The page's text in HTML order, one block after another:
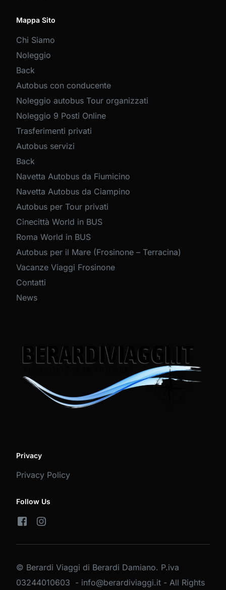
Mappa Sito
Chi Siamo
Noleggio
Back
Autobus con conducente
Noleggio autobus Tour organizzati
Noleggio 9 Posti Online
Trasferimenti privati
Autobus servizi
Back
Navetta Autobus da Fiumicino
Navetta Autobus da Ciampino
Autobus per Tour privati
Cinecittà World in BUS
Roma World in BUS
Autobus per il Mare (Frosinone – Terracina)
Vacanze Viaggi Frosinone
Contatti
News
Privacy
Privacy Policy
Follow Us
© Berardi Viaggi di Berardi Damiano. P.iva
03244010603 - info@berardiviaggi.it - All Rights